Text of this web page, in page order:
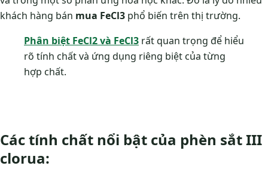
khách hàng bán mua FeCl3 phổ biến trên thị trường.
Phân biệt FeCl2 và FeCl3 rất quan trọng để hiểu
rõ tính chất và ứng dụng riêng biệt của từng
hợp chất.
Các tính chất nổi bật của phèn sắt III
clorua: